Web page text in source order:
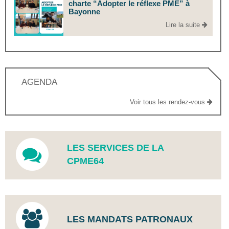
charte “Adopter le réflexe PME” à
Bayonne
Lire la suite
AGENDA
Voir tous les rendez-vous
LES SERVICES DE LA
CPME64
LES MANDATS PATRONAUX